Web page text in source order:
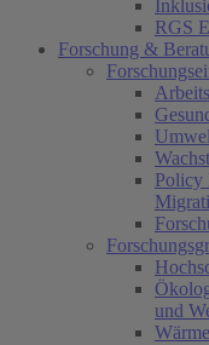
RGS
Forschung &
Policy
und